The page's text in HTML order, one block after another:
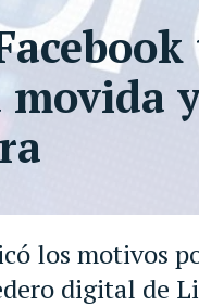
los motivos
digital de